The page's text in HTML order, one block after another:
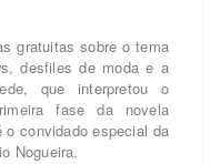
gratuitas sobre o tema
desfiles de moda e a
que interpretou o
fase da novela
o convidado especial da
Nogueira.